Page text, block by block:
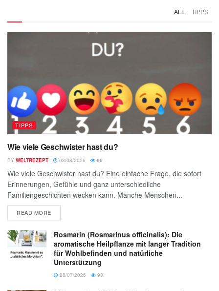
ALL TIPPS
TIPPS
Wie viele Geschwister hast du?
BY WELTREZEPT 03/08/2026 66
Wie viele Geschwister hast du? Eine einfache Frage, die sofort
Erinnerungen, Gefühle und ganz unterschiedliche
Familiengeschichten wecken kann. Manche Menschen...
READ MORE
Rosmarin (Rosmarinus officinalis): Die
aromatische Heilpflanze mit langer Tradition
für Wohlbefinden und natürliche
Unterstützung
28/07/2026 93